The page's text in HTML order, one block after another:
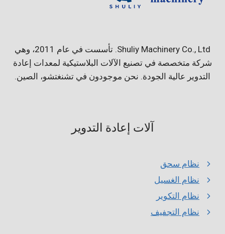
Shuliy Machinery Co., Ltd. تأسست في عام 2011، وهي
شركة متخصصة في تصنيع الآلات البلاستيكية لمعدات إعادة
التدوير عالية الجودة. نحن موجودون في تشنغتشو، الصين.
آلات إعادة التدوير
نظام سحق
نظام الغسيل
نظام التكوير
نظام التجفيف